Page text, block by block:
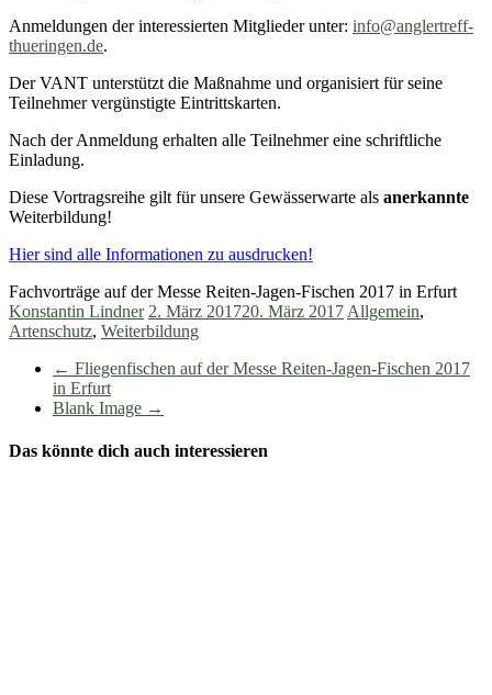
Anmeldungen der interessierten Mitglieder unter: info@anglertreff-
thueringen.de.
Der VANT unterstützt die Maßnahme und organisiert für seine
Teilnehmer vergünstigte Eintrittskarten.
Nach der Anmeldung erhalten alle Teilnehmer eine schriftliche
Einladung.
Diese Vortragsreihe gilt für unsere Gewässerwarte als anerkannte
Weiterbildung!
Hier sind alle Informationen zu ausdrucken!
Fachvorträge auf der Messe Reiten-Jagen-Fischen 2017 in Erfurt
Konstantin Lindner 2. März 201720. März 2017 Allgemein,
Artenschutz, Weiterbildung
← Fliegenfischen auf der Messe Reiten-Jagen-Fischen 2017
in Erfurt
Blank Image →
Das könnte dich auch interessieren